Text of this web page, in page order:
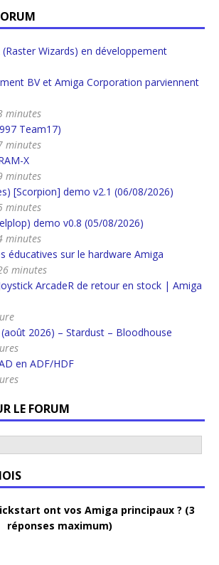
(Raster Wizards) en développement
BV et Amiga Corporation parviennent
minutes
Team17)
minutes
X
minutes
[Scorpion] demo v2.1 (06/08/2026)
minutes
demo v0.8 (05/08/2026)
minutes
éducatives sur le hardware Amiga
minutes
ArcadeR de retour en stock | Amiga
2026) – Stardust – Bloodhouse
en ADF/HDF
LE FORUM
ont vos Amiga principaux ? (3
réponses maximum)